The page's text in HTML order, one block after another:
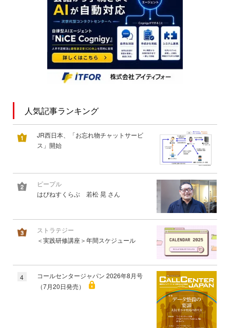
人気記事ランキング
JR西日本、「お忘れ物チャットサービ
ス」開始
ピープル
はぴねすくらぶ 若松 晃 さん
ストラテジー
＜実践研修講座＞年間スケジュール
4
コールセンタージャパン 2026年8月号
（7月20日発売）